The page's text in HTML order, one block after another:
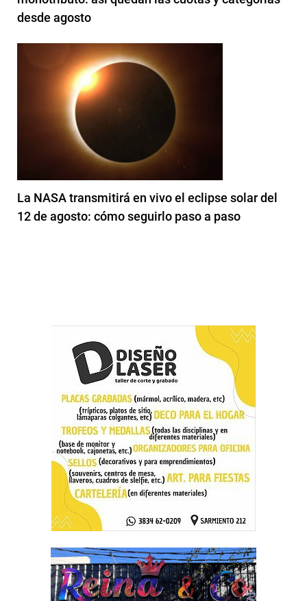
desde agosto
La NASA transmitirá en vivo el eclipse solar del
12 de agosto: cómo seguirlo paso a paso